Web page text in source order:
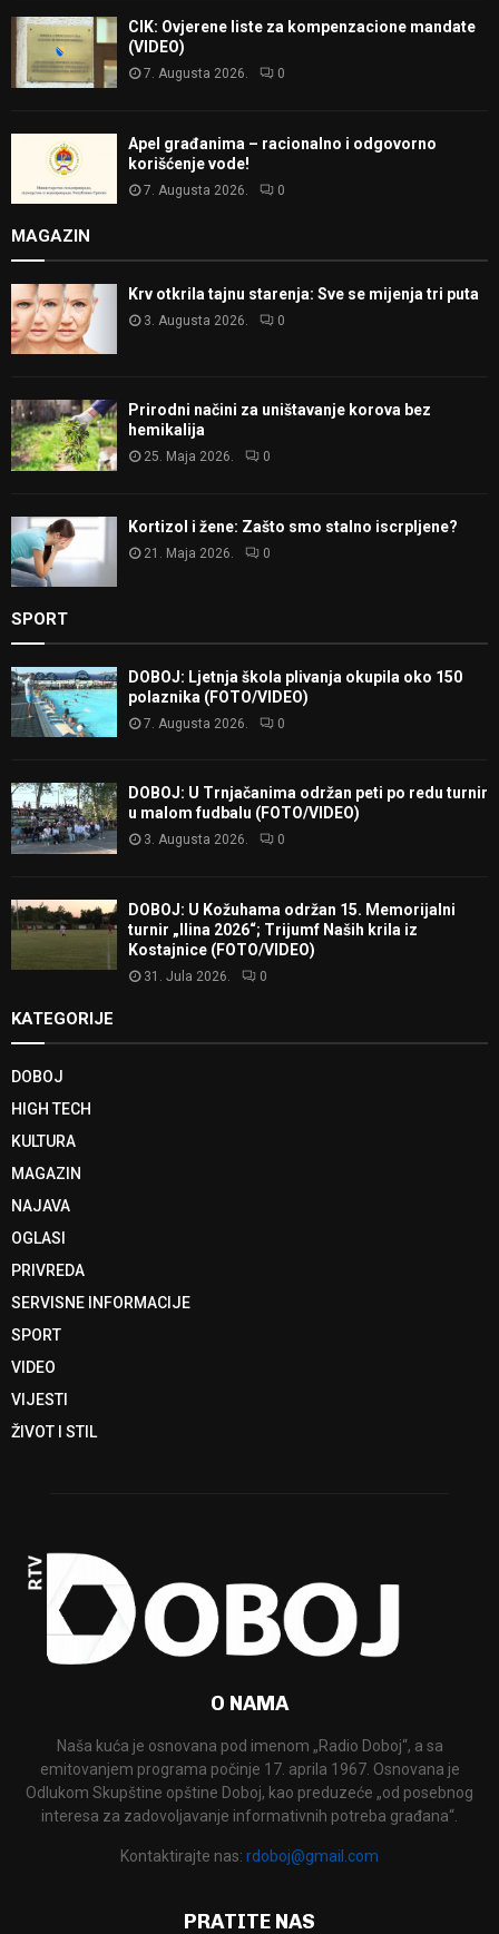
CIK: Ovjerene liste za kompenzacione mandate
(VIDEO)
7. Augusta 2026. 0
Apel građanima – racionalno i odgovorno
korišćenje vode!
7. Augusta 2026. 0
MAGAZIN
Krv otkrila tajnu starenja: Sve se mijenja tri puta
3. Augusta 2026. 0
Prirodni načini za uništavanje korova bez
hemikalija
25. Maja 2026. 0
Kortizol i žene: Zašto smo stalno iscrpljene?
21. Maja 2026. 0
SPORT
DOBOJ: Ljetnja škola plivanja okupila oko 150
polaznika (FOTO/VIDEO)
7. Augusta 2026. 0
DOBOJ: U Trnjačanima održan peti po redu turnir
u malom fudbalu (FOTO/VIDEO)
3. Augusta 2026. 0
DOBOJ: U Kožuhama održan 15. Memorijalni
turnir „Ilina 2026“; Trijumf Naših krila iz
Kostajnice (FOTO/VIDEO)
31. Jula 2026. 0
KATEGORIJE
DOBOJ
HIGH TECH
KULTURA
MAGAZIN
NAJAVA
OGLASI
PRIVREDA
SERVISNE INFORMACIJE
SPORT
VIDEO
VIJESTI
ŽIVOT I STIL
O NAMA
Naša kuća je osnovana pod imenom „Radio Doboj“, a sa
emitovanjem programa počinje 17. aprila 1967. Osnovana je
Odlukom Skupštine opštine Doboj, kao preduzeće „od posebnog
interesa za zadovoljavanje informativnih potreba građana“.
Kontaktirajte nas: rdoboj@gmail.com
PRATITE NAS